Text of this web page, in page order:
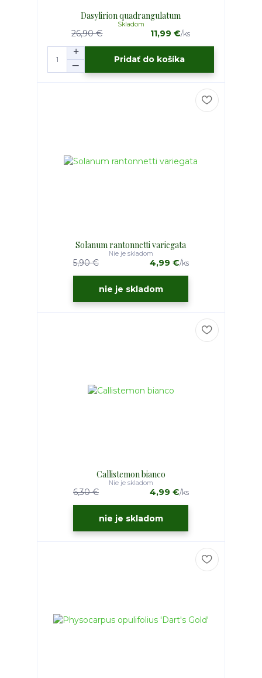
Dasylirion quadrangulatum
26,90 € 11,99 €/ks
Skladom
Pridať do košíka
Solanum rantonnetti variegata
5,90 € 4,99 €/ks
Nie je skladom
nie je skladom
Callistemon bianco
6,30 € 4,99 €/ks
Nie je skladom
nie je skladom